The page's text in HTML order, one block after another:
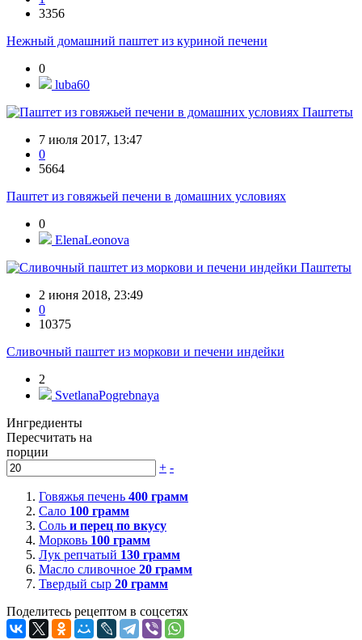
3356
Нежный домашний паштет из куриной печени
0
luba60
Паштеты
7 июля 2017, 13:47
0
5664
Паштет из говяжьей печени в домашних условиях
0
ElenaLeonova
Паштеты
2 июня 2018, 23:49
0
10375
Сливочный паштет из моркови и печени индейки
2
SvetlanaPogrebnaya
Ингредиенты
Пересчитать на
порции
+ -
Говяжья печень 400 грамм
Сало 100 грамм
Соль и перец по вкусу
Морковь 100 грамм
Лук репчатый 130 грамм
Масло сливочное 20 грамм
Твердый сыр 20 грамм
Поделитесь рецептом в соцсетях